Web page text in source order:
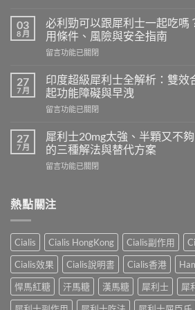
利
勁
療
程
要
多
久？
完
指
南：
港
必
療
程
安
排
與
療
03
8 月
必利勁可以跟犀利士一起吃嗎
用條件、風險與安全指南
在
利
勁
可
以
犀
利
士
一
嗎？
完
整
解
析：
併
用
留言功能已關閉
27
7 月
印度超級犀利士全解析：雙效
起功能障礙與早洩
在
度
超
級
犀
全
雙
效
合
一
如
何
同
留言功能已關閉
27
7 月
犀利士20mg太強、半顆又不
的三種解法與替代方案
在
士
20mg
強、
半
顆
又
不
夠？
破
留言功能已關閉
熱點關注
Cialis Cialis HongKong Cialis副作用
Cialis效果
Cialis說明書 Cialis香港
悍馬紅糖
汗馬糖 漢馬糖 犀利士
犀